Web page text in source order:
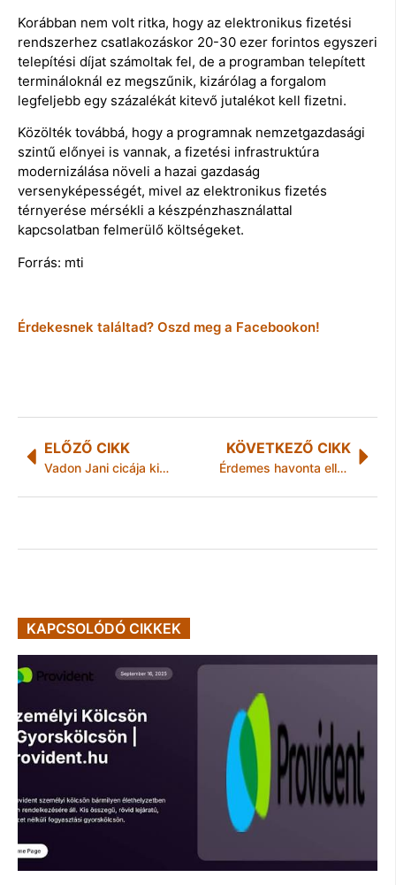
Korábban nem volt ritka, hogy az elektronikus fizetési
rendszerhez csatlakozáskor 20-30 ezer forintos egyszeri
telepítési díjat számoltak fel, de a programban telepített
termináloknál ez megszűnik, kizárólag a forgalom
legfeljebb egy százalékát kitevő jutalékot kell fizetni.
Közölték továbbá, hogy a programnak nemzetgazdasági
szintű előnyei is vannak, a fizetési infrastruktúra
modernizálása növeli a hazai gazdaság
versenyképességét, mivel az elektronikus fizetés
térnyerése mérsékli a készpénzhasználattal
kapcsolatban felmerülő költségeket.
Forrás: mti
Érdekesnek találtad? Oszd meg a Facebookon!
ELŐZŐ CIKK
Vadon Jani cicája kiborult az új családtag érkezésekor
KÖVETKEZŐ CIKK
Érdemes havonta ellenőrizni a köztartozásmentes adatbázis feltételeit
KAPCSOLÓDÓ CIKKEK